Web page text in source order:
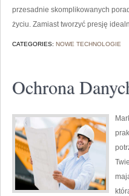
przesadnie skomplikowanych
życiu. Zamiast tworzyć presję
CATEGORIES: NOWE TECHNOLOGIE
Ochrona